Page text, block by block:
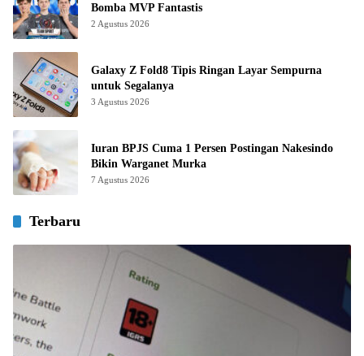
Bomba MVP Fantastis
2 Agustus 2026
Galaxy Z Fold8 Tipis Ringan Layar Sempurna
untuk Segalanya
3 Agustus 2026
Iuran BPJS Cuma 1 Persen Postingan Nakesindo
Bikin Warganet Murka
7 Agustus 2026
Terbaru